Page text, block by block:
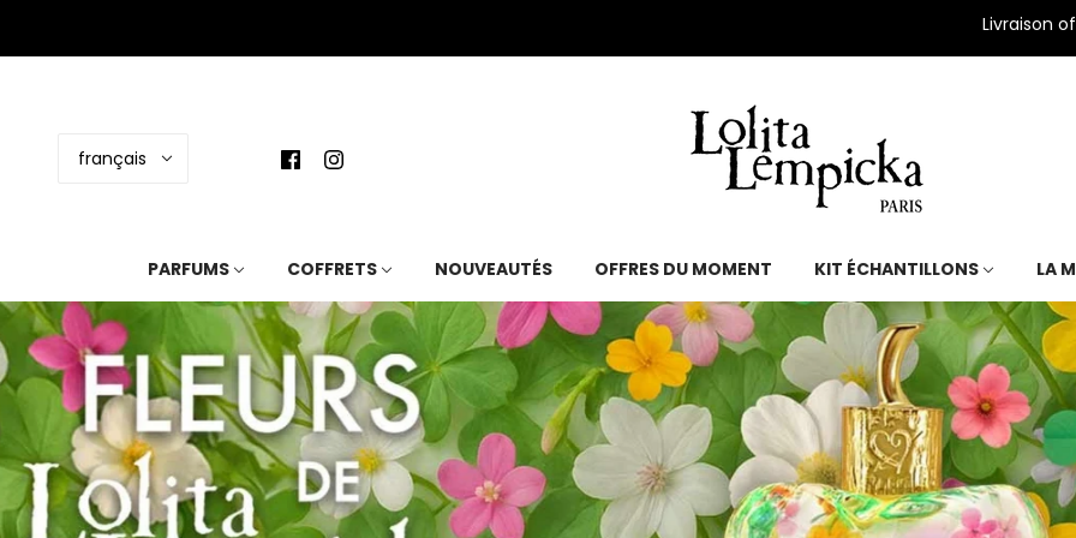
Livraison offerte dès 39€
français
PARFUMS COFFRETS NOUVEAUTÉS OFFRES DU MOMENT KIT ÉCHANTILLONS LA